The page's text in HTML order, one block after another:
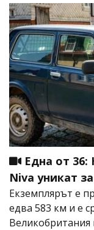
Една от 36:
Niva уникат
Екземплярът е
едва 583 км и е
Великобритания